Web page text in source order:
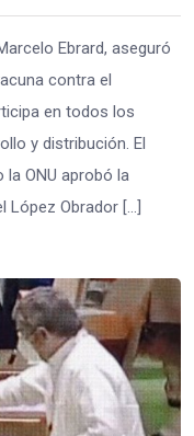
Ebrard, aseguró
contra el
en todos los
y distribución. El
la ONU aprobó la
López Obrador […]